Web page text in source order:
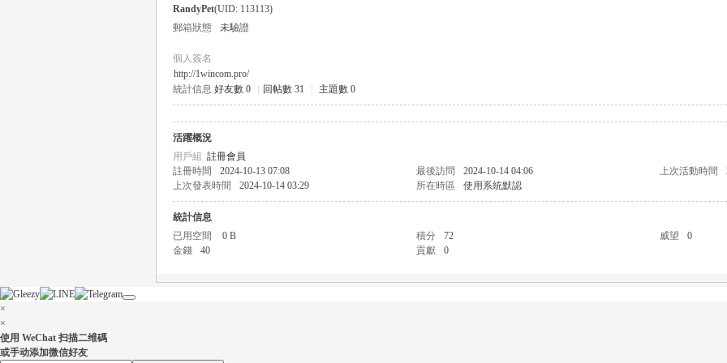
RandyPet(UID: 113113)
郵箱狀態
未驗證
個人簽名
http://1wincom.pro/
統計信息 好友數 0 回帖數 31 主題數 0
活躍概況
用戶組 註冊會員
註冊時間
2024-10-13 07:08 最後訪問 2024-10-14 04:06 上次活動時間
上次發表時間
2024-10-14 03:29 所在時區 使用系統默認
統計信息
已用空間
0 B 積分 72 威望
0
金錢
40 貢獻 0
×
×
使用 WeChat 扫描二维碼
或手动添加微信好友